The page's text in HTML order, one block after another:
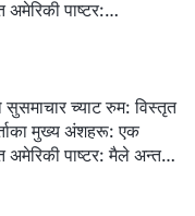
अमेरिकी पाष्टर:
सुसमाचार च्याट रुम: विस्तृत
मुख्य अंशहरू: एक
अमेरिकी पाष्टर: मैले अन्ततः